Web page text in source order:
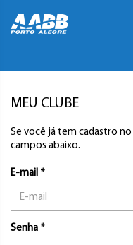
MEU CLUBE
Se você já tem cadastro no
campos abaixo.
E-mail *
Senha *